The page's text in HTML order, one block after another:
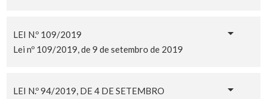
LEI N.º 109/2019
Lei nº 109/2019, de 9 de setembro de 2019
LEI N.º 94/2019, DE 4 DE SETEMBRO